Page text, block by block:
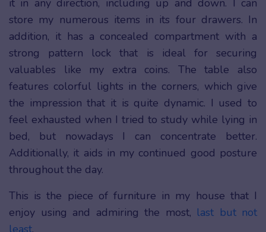
it in any direction, including up and down. I can
store my numerous items in its four drawers. In
addition, it has a concealed compartment with a
strong pattern lock that is ideal for securing
valuables like my extra coins. The table also
features colorful lights in the corners, which give
the impression that it is quite dynamic. I used to
feel exhausted when I tried to study while lying in
bed, but nowadays I can concentrate better.
Additionally, it aids in my continued good posture
throughout the day.
This is the piece of furniture in my house that I
enjoy using and admiring the most, last but not
least.